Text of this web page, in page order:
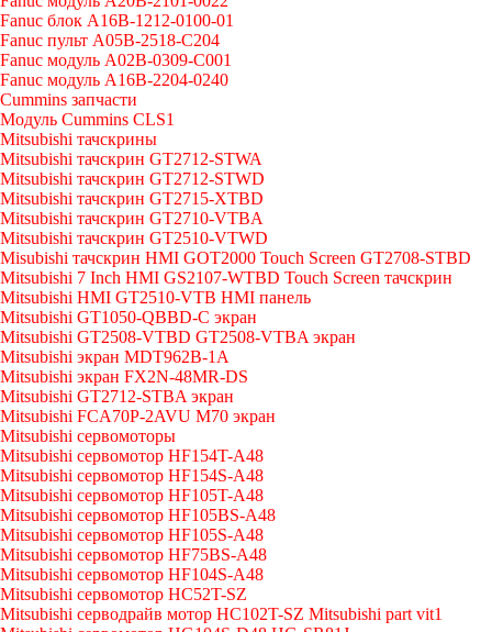
Fanuc блок A16B-1212-0100-01
Fanuc пульт A05B-2518-C204
Fanuc модуль A02B-0309-C001
Fanuc модуль A16B-2204-0240
Cummins запчасти
Модуль Cummins CLS1
Mitsubishi тачскрины
Mitsubishi тачскрин GT2712-STWA
Mitsubishi тачскрин GT2712-STWD
Mitsubishi тачскрин GT2715-XTBD
Mitsubishi тачскрин GT2710-VTBA
Mitsubishi тачскрин GT2510-VTWD
Misubishi тачскрин HMI GOT2000 Touch Screen GT2708-STBD
Mitsubishi 7 Inch HMI GS2107-WTBD Touch Screen тачскрин
Mitsubishi HMI GT2510-VTB HMI панель
Mitsubishi GT1050-QBBD-C экран
Mitsubishi GT2508-VTBD GT2508-VTBA экран
Mitsubishi экран MDT962B-1A
Mitsubishi экран FX2N-48MR-DS
Mitsubishi GT2712-STBA экран
Mitsubishi FCA70P-2AVU M70 экран
Mitsubishi сервомоторы
Mitsubishi сервомотор HF154T-A48
Mitsubishi сервомотор HF154S-A48
Mitsubishi сервомотор HF105T-A48
Mitsubishi сервомотор HF105BS-A48
Mitsubishi сервомотор HF105S-A48
Mitsubishi сервомотор HF75BS-A48
Mitsubishi сервомотор HF104S-A48
Mitsubishi сервомотор HC52T-SZ
Mitsubishi серводрайв мотор HC102T-SZ Mitsubishi part vit1